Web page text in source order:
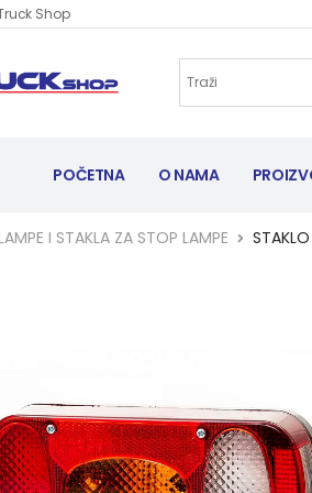
Shop
POČETNA O NAMA
I STAKLA ZA STOP LAMPE